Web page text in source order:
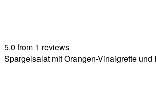
5.0 from 1 reviews
Spargelsalat mit Orangen-Vinaigrette und